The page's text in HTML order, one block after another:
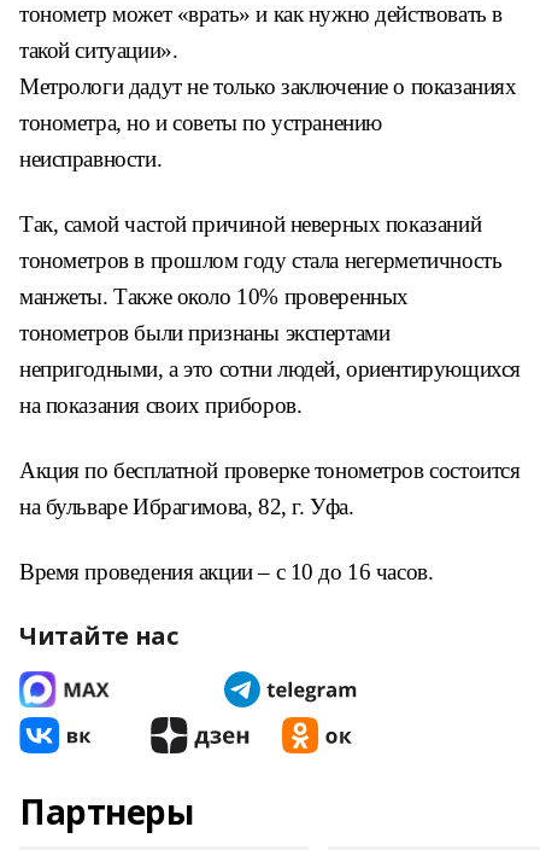
тонометр может «врать» и как нужно действовать в
такой ситуации».
Метрологи дадут не только заключение о показаниях
тонометра, но и советы по устранению
неисправности.
Так, самой частой причиной неверных показаний
тонометров в прошлом году стала негерметичность
манжеты. Также около 10% проверенных
тонометров были признаны экспертами
непригодными, а это сотни людей, ориентирующихся
на показания своих приборов.
Акция по бесплатной проверке тонометров состоится
на бульваре Ибрагимова, 82, г. Уфа.
Время проведения акции – с 10 до 16 часов.
Читайте нас
Партнеры